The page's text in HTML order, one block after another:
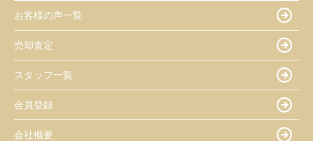
お客様の声一覧
売却査定
スタッフ一覧
会員登録
会社概要